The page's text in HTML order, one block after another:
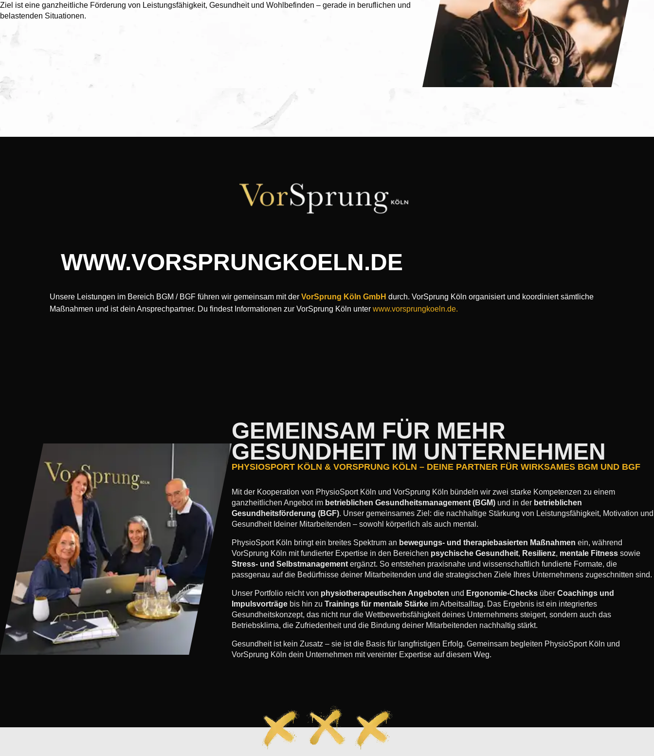
Ziel ist eine ganzheitliche Förderung von Leistungsfähigkeit, Gesundheit und Wohlbefinden – gerade in beruflichen und
belastenden Situationen.
WWW.VORSPRUNGKOELN.DE
Unsere Leistungen im Bereich BGM / BGF führen wir gemeinsam mit der VorSprung Köln GmbH durch. VorSprung Köln organisiert und koordiniert sämtliche
Maßnahmen und ist dein Ansprechpartner. Du findest Informationen zur VorSprung Köln unter www.vorsprungkoeln.de.
GEMEINSAM FÜR MEHR
GESUNDHEIT IM UNTERNEHMEN
PHYSIOSPORT KÖLN & VORSPRUNG KÖLN – DEINE PARTNER FÜR WIRKSAMES BGM UND BGF
Mit der Kooperation von PhysioSport Köln und VorSprung Köln bündeln wir zwei starke Kompetenzen zu einem
ganzheitlichen Angebot im betrieblichen Gesundheitsmanagement (BGM) und in der betrieblichen
Gesundheitsförderung (BGF). Unser gemeinsames Ziel: die nachhaltige Stärkung von Leistungsfähigkeit, Motivation und
Gesundheit Ideiner Mitarbeitenden – sowohl körperlich als auch mental.
PhysioSport Köln bringt ein breites Spektrum an bewegungs- und therapiebasierten Maßnahmen ein, während
VorSprung Köln mit fundierter Expertise in den Bereichen psychische Gesundheit, Resilienz, mentale Fitness sowie
Stress- und Selbstmanagement ergänzt. So entstehen praxisnahe und wissenschaftlich fundierte Formate, die
passgenau auf die Bedürfnisse deiner Mitarbeitenden und die strategischen Ziele Ihres Unternehmens zugeschnitten sind.
Unser Portfolio reicht von physiotherapeutischen Angeboten und Ergonomie-Checks über Coachings und
Impulsvorträge bis hin zu Trainings für mentale Stärke im Arbeitsalltag. Das Ergebnis ist ein integriertes
Gesundheitskonzept, das nicht nur die Wettbewerbsfähigkeit deines Unternehmens steigert, sondern auch das
Betriebsklima, die Zufriedenheit und die Bindung deiner Mitarbeitenden nachhaltig stärkt.
Gesundheit ist kein Zusatz – sie ist die Basis für langfristigen Erfolg. Gemeinsam begleiten PhysioSport Köln und
VorSprung Köln dein Unternehmen mit vereinter Expertise auf diesem Weg.